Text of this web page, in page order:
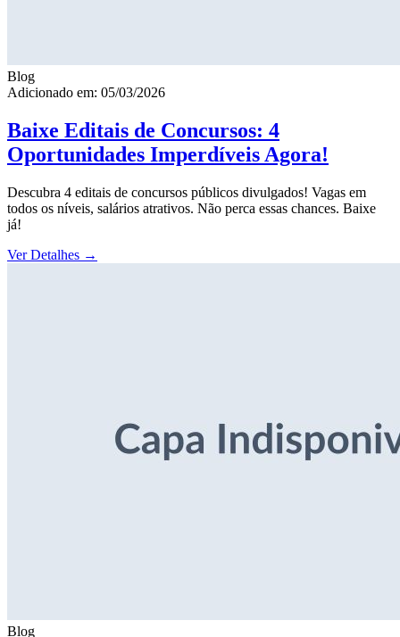
Blog
Adicionado em: 05/03/2026
Baixe Editais de Concursos: 4
Oportunidades Imperdíveis Agora!
Descubra 4 editais de concursos públicos divulgados! Vagas em
todos os níveis, salários atrativos. Não perca essas chances. Baixe
já!
Ver Detalhes →
Blog